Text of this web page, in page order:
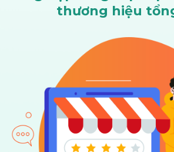
thương hiệu